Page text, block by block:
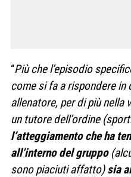
“Più che l’episodio
come si fa a rispondere in
allenatore, per di più nella
un tutore dell’ordine
l’atteggiamento che ha
all’interno del gruppo
sono piaciuti affatto)sia